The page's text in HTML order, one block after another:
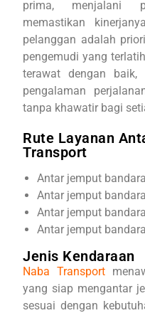
prima, menjalani
memastikan
pelanggan adalah
pengemudi yang
terawat dengan baik,
pengalaman
tanpa khawatir bagi
Rute Layanan
Transport
Antar jemput
Antar jemput
Antar jemput
Antar jemput
Jenis Kendaraan
Naba Transport
yang siap mengantar
sesuai dengan